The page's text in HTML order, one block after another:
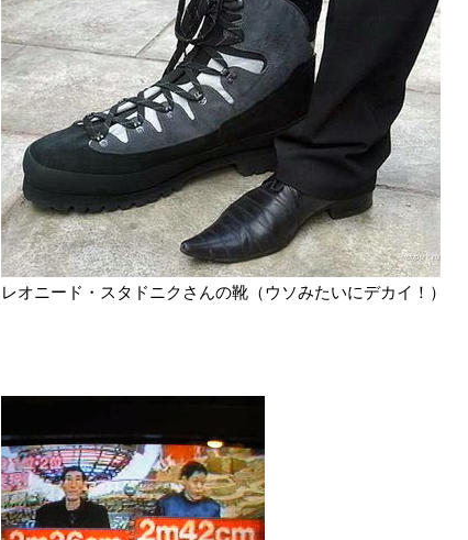
レオニード・スタドニクさんの靴（ウソみたいにデカイ！）